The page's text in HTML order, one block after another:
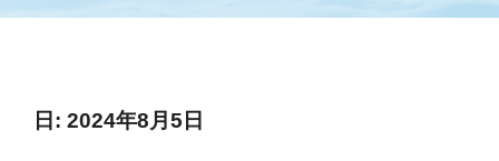
日: 2024年8月5日